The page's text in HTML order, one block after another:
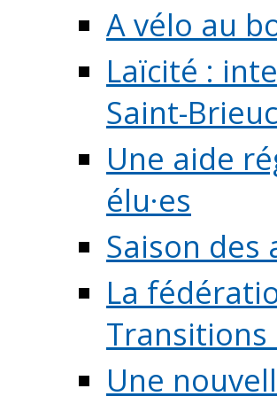
A vélo au
Laïcité :
Saint-Brieuc
Une aide
élu·es
Saison des
La
Transitions
Une